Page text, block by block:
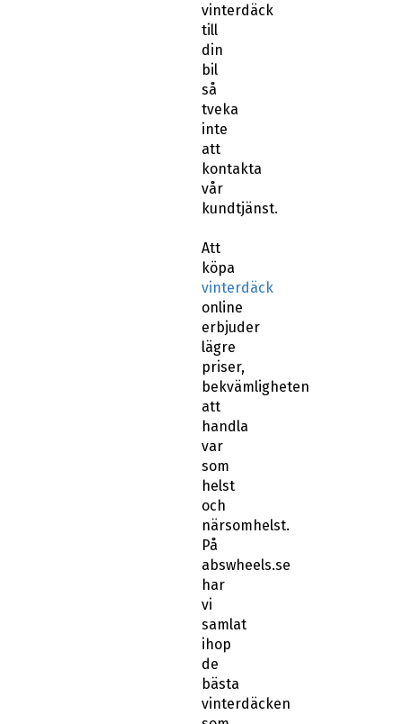
vinterdäck
till
din
bil
så
tveka
inte
att
kontakta
vår
kundtjänst.
Att
köpa
vinterdäck
online
erbjuder
lägre
priser,
bekvämligheten
att
handla
var
som
helst
och
närsomhelst.
På
abswheels.se
har
vi
samlat
ihop
de
bästa
vinterdäcken